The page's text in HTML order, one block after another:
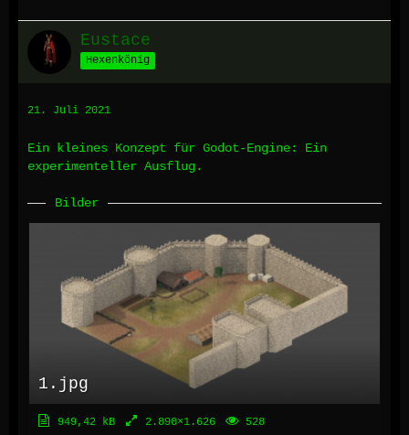
Eustace
Hexenkönig
21. Juli 2021
Ein kleines Konzept für Godot-Engine: Ein
experimenteller Ausflug.
Bilder
1.jpg
949,42 kB 2.890×1.626 528